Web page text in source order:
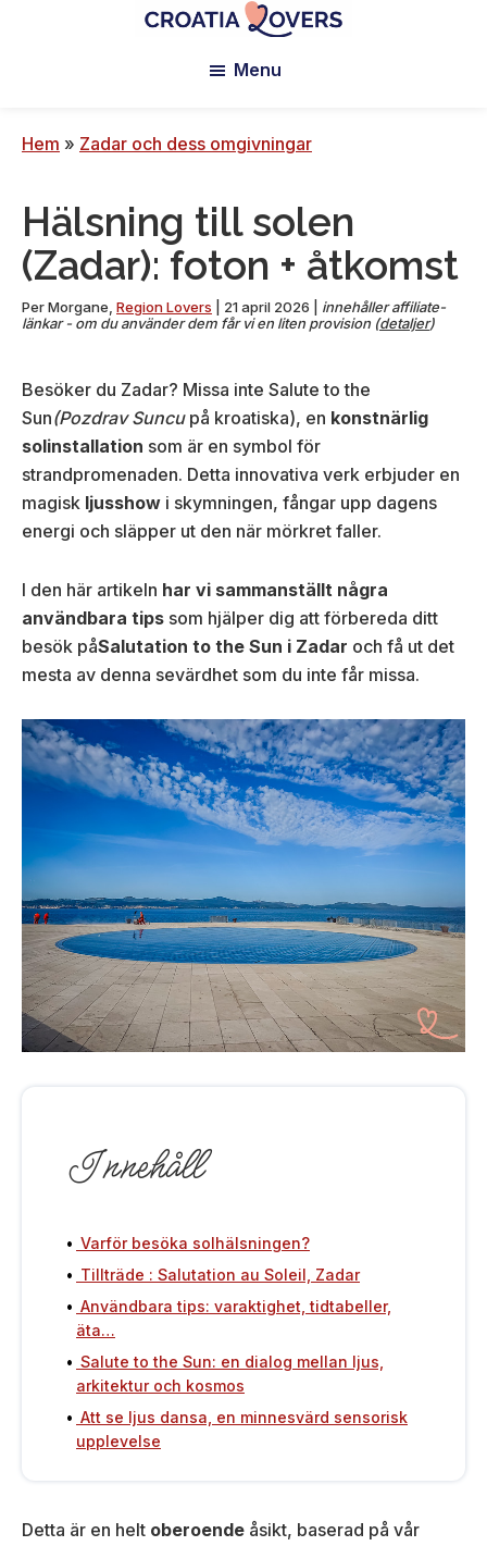
sens
-
Le
blog
de
Claire
Manu
Menu
Hem » Zadar och dess omgivningar
Hälsning till solen
(Zadar): foton + åtkomst
PerMorgane Region Lovers 21 april 2026
innehåller affiliate-
länkar - om du använder dem får vi en liten provision (detaljer)
Besöker du Zadar? Missa inte Salute to the
Sun(Pozdrav Suncupå kroatiska), en konstnärlig
solinstallation som är en symbol för
strandpromenaden. Detta innovativa verk erbjuder en
magisk ljusshow i skymningen, fångar upp dagens
energi och släpper ut den när mörkret faller.
I den här artikeln har vi sammanställt några
användbara tips som hjälper dig att förbereda ditt
besök påSalutation to the Sun i Zadar och få ut det
mesta av denna sevärdhet som du inte får missa.
Innehåll
Varför besöka solhälsningen?
Tillträde : Salutation au Soleil, Zadar
Användbara tips: varaktighet, tidtabeller,
äta…
Salute to the Sun: en dialog mellan ljus,
arkitektur och kosmos
Att se ljus dansa, en minnesvärd sensorisk
upplevelse
Detta är en helt oberoende åsikt, baserad på vår